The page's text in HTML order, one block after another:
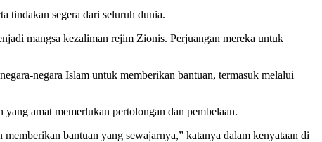
tindakan segera dari seluruh dunia.
mangsa kezaliman rejim Zionis. Perjuangan mereka untuk
negara Islam untuk memberikan bantuan, termasuk melalui
amat memerlukan pertolongan dan pembelaan.
bantuan yang sewajarnya,” katanya dalam kenyataan di